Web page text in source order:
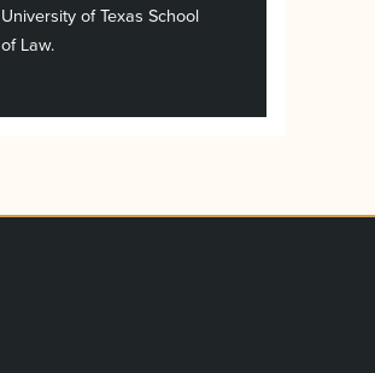
University of Texas School
of Law.